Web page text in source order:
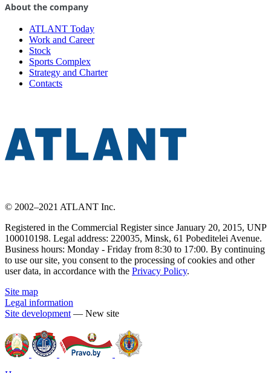
About the company
ATLANT Today
Work and Career
Stock
Sports Complex
Strategy and Charter
Contacts
© 2002–2021 ATLANT Inc.
Registered in the Commercial Register since January 20, 2015, UNP
100010198. Legal address: 220035, Minsk, 61 Pobeditelei Avenue.
Business hours: Monday - Friday from 8:30 to 17:00. By continuing
to use our site, you consent to the processing of cookies and other
user data, in accordance with the Privacy Policy.
Site map
Legal information
Site development — New site